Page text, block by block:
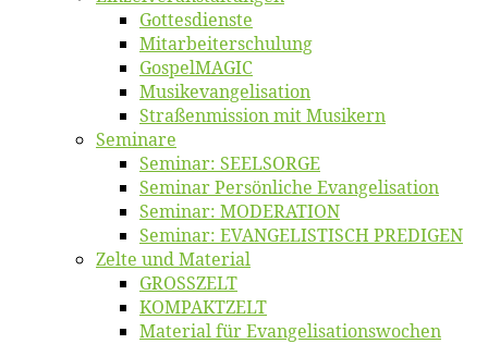
Got­tes­diens­te
Mitarbeiter­schulung
Gos­pel­MA­GIC
Musikevan­ge­li­sa­tion
Straßenmis­sion mit Musikern
Se­mi­na­re
Se­mi­nar: SEELSORGE
Se­mi­nar Per­sön­li­che Evangelisation
Se­mi­nar: MODERATION
Se­mi­nar: EVANGELISTISCH PREDIGEN
Zel­te und Material
GROSSZELT
KOMPAKTZELT
Ma­te­ri­al für Evangelisationswochen